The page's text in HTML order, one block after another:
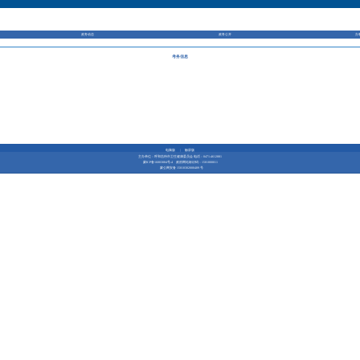
政务动态 政务公开 办
考务信息
电脑版 |
触屏版
主办单位：呼和浩特市卫生健康委员会 电话：0471-4612881
蒙ICP备16003084号-4政府网站标识码：1501000011
蒙公网安备 15010302000489 号